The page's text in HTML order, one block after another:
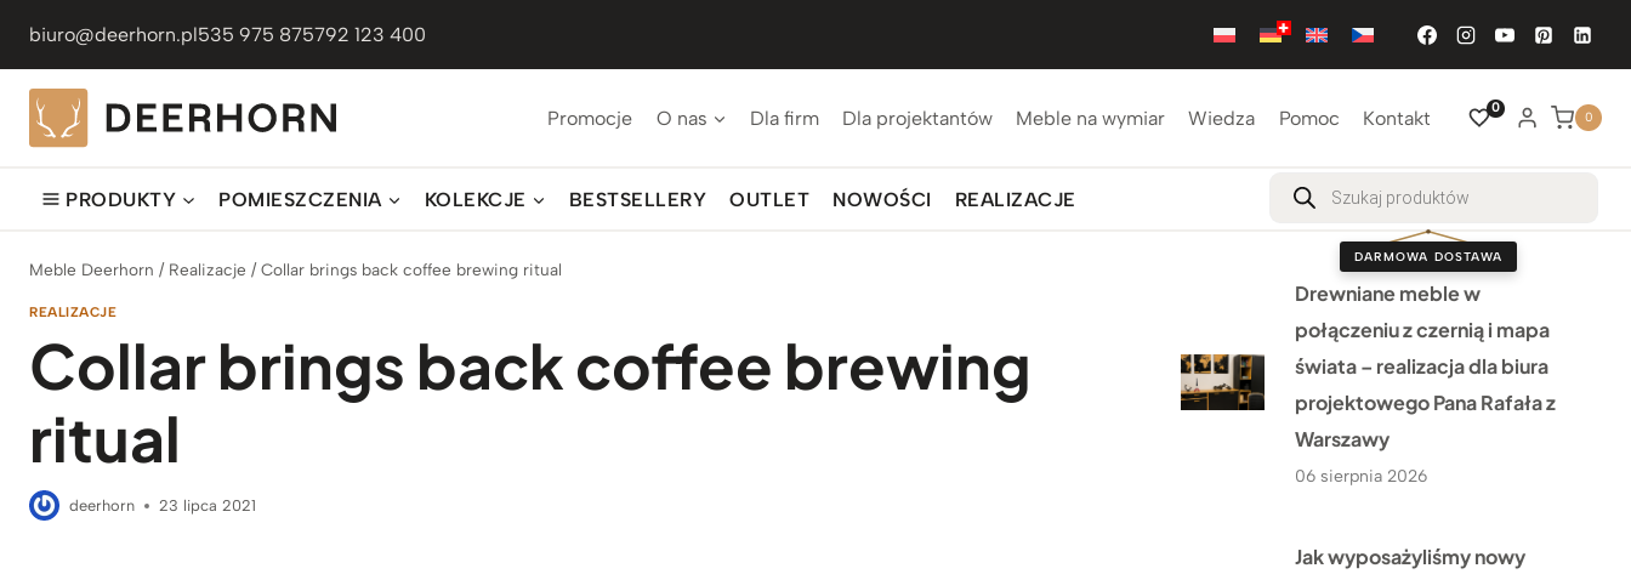
treści
biuro@deerhorn.pl535 975 875792 123 400
Promocje O nas Dla firm Dla projektantów Meble na wymiar Wiedza Pomoc Kontakt 0
0
PRODUKTY POMIESZCZENIA KOLEKCJE BESTSELLERY OUTLET NOWOŚCI REALIZACJE
Wyszukiwarka
produktów
DARMOWA DOSTAWA
Meble Deerhorn / Realizacje /Collar brings back coffee brewing ritual
REALIZACJE
Collar brings back coffee brewing
ritual
deerhorn 23 lipca 2021
Drewniane meble w
połączeniu z czernią i mapa
świata – realizacja dla biura
projektowego Pana Rafała z
Warszawy
06 sierpnia 2026
Jak wyposażyliśmy nowy